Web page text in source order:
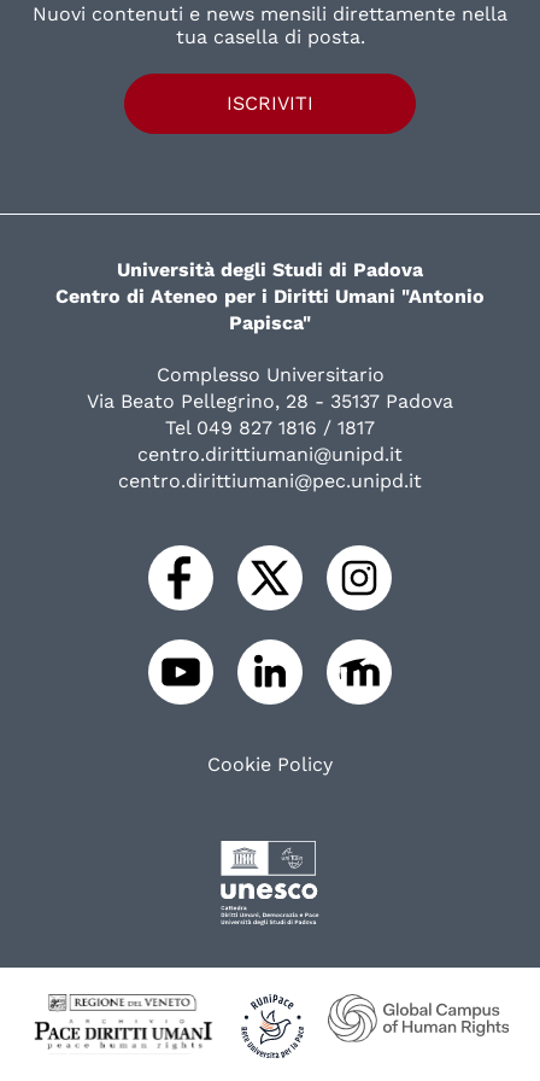
Nuovi contenuti e news mensili direttamente nella
tua casella di posta.
ISCRIVITI
Università degli Studi di Padova
Centro di Ateneo per i Diritti Umani "Antonio
Papisca"
Complesso Universitario
Via Beato Pellegrino, 28 - 35137 Padova
Tel 049 827 1816 / 1817
centro.dirittiumani@unipd.it
centro.dirittiumani@pec.unipd.it
Cookie Policy